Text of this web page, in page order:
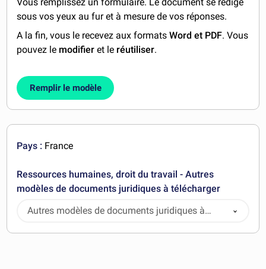
sous vos yeux au fur et à mesure de vos réponses.
A la fin, vous le recevez aux formatsWord et PDF. Vous
pouvez le modifier et le réutiliser.
Remplir le modèle
Pays : France
Ressources humaines, droit du travail - Autres
modèles de documents juridiques à télécharger
Autres modèles de documents juridiques à
télécharger